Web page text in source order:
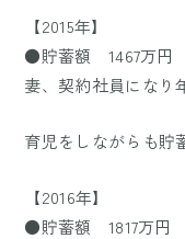
【2015年】
●貯蓄額 1467万円
妻、契約社員になり
育児をしながらも貯
【2016年】
●貯蓄額 1817万円